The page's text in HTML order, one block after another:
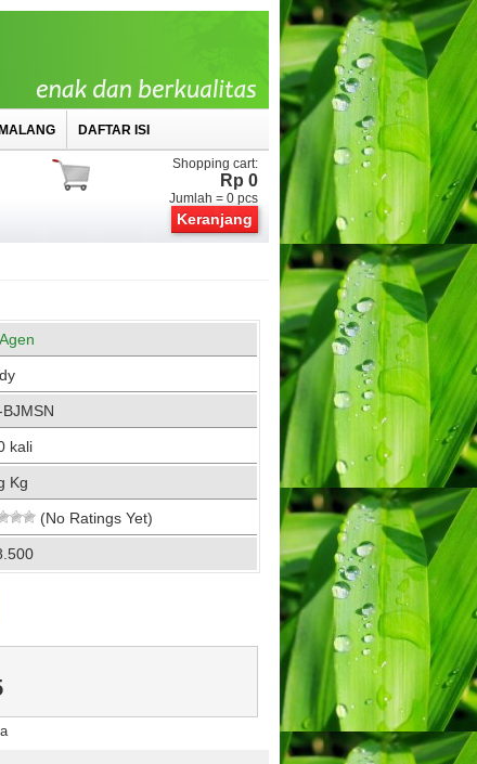
DAFTAR ISI
Shopping cart:
Rp 0
Jumlah = 0 pcs
Keranjang
kali
Kg
(No Ratings Yet)